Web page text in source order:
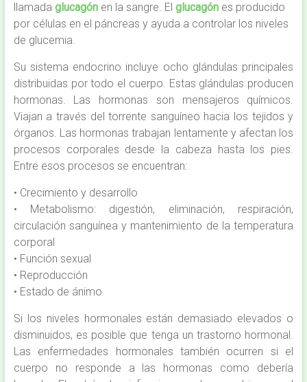
llamada glucagónen la sangre. El glucagón es producido
por células en el páncreas y ayuda a controlar los niveles
de glucemia.
Su sistema endocrino incluye ocho glándulas principales
distribuidas por todo el cuerpo. Estas glándulas producen
hormonas. Las hormonas son mensajeros químicos.
Viajan a través del torrente sanguíneo hacia los tejidos y
órganos. Las hormonas trabajan lentamente y afectan los
procesos corporales desde la cabeza hasta los pies.
Entre esos procesos se encuentran:
• Crecimiento y desarrollo
• Metabolismo: digestión, eliminación, respiración,
circulación sanguínea y mantenimiento de la temperatura
corporal
• Función sexual
• Reproducción
• Estado de ánimo
Si los niveles hormonales están demasiado elevados o
disminuidos, es posible que tenga un trastorno hormonal.
Las enfermedades hormonales también ocurren si el
cuerpo no responde a las hormonas como debería